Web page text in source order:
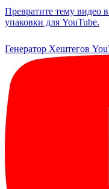
Превратите тему видео
упаковки для YouTube.
Генератор Хештегов